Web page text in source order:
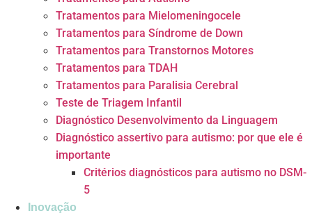
Tratamentos para Mielomeningocele
Tratamentos para Síndrome de Down
Tratamentos para Transtornos Motores
Tratamentos para TDAH
Tratamentos para Paralisia Cerebral
Teste de Triagem Infantil
Diagnóstico Desenvolvimento da Linguagem
Diagnóstico assertivo para autismo: por que ele é
importante
Critérios diagnósticos para autismo no DSM-
5
Inovação